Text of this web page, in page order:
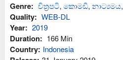
Genre: චිත්‍රපටි, කොමඩි, නාට්‍යමය,
Quality: WEB-DL
Year: 2019
Duration: 166 Min
Country: Indonesia